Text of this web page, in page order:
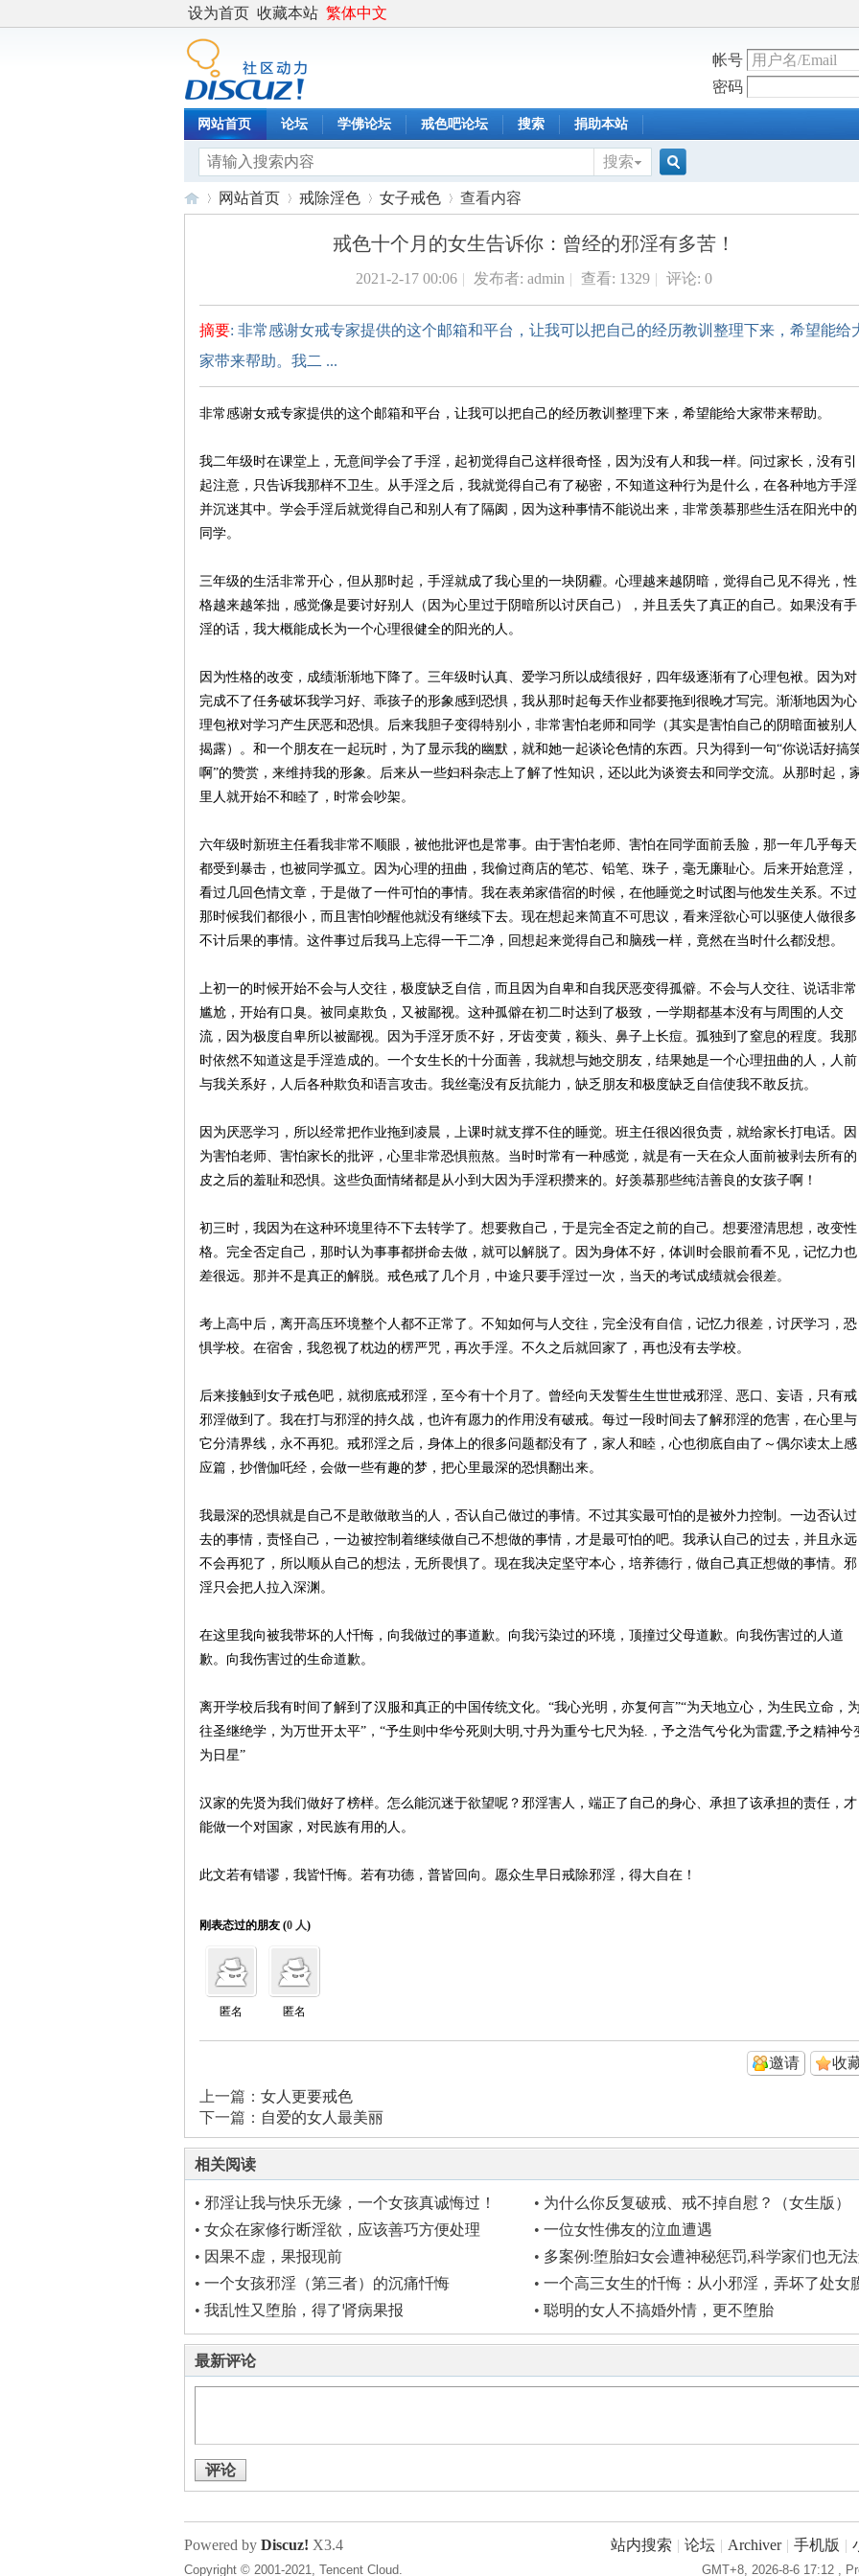
设为首页 收藏本站 繁体中文
帐号
密码
网站首页 论坛 学佛论坛 戒色吧论坛 搜索 捐助本站
搜索
索
网站首页 戒除淫色
›
女子戒色
›
查看内容
戒色十个月的女生告诉你：曾经的邪淫有多苦！
2021-2-17 00:06 | 发布者: admin | 查看: 1329 | 评论: 0
摘要: 非常感谢女戒专家提供的这个邮箱和平台，让我可以把自己的经历教训整理下来，希望能给
家带来帮助。我二 ...
非常感谢女戒专家提供的这个邮箱和平台，让我可以把自己的经历教训整理下来，希望能给大家带来帮助。
我二年级时在课堂上，无意间学会了手淫，起初觉得自己这样很奇怪，因为没有人和我一样。问过家长，没有引
起注意，只告诉我那样不卫生。从手淫之后，我就觉得自己有了秘密，不知道这种行为是什么，在各种地方手淫
并沉迷其中。学会手淫后就觉得自己和别人有了隔阂，因为这种事情不能说出来，非常羡慕那些生活在阳光中的
同学。
三年级的生活非常开心，但从那时起，手淫就成了我心里的一块阴霾。心理越来越阴暗，觉得自己见不得光，性
格越来越笨拙，感觉像是要讨好别人（因为心里过于阴暗所以讨厌自己），并且丢失了真正的自己。如果没有手
淫的话，我大概能成长为一个心理很健全的阳光的人。
因为性格的改变，成绩渐渐地下降了。三年级时认真、爱学习所以成绩很好，四年级逐渐有了心理包袱。因为对
完成不了任务破坏我学习好、乖孩子的形象感到恐惧，我从那时起每天作业都要拖到很晚才写完。渐渐地因为心
理包袱对学习产生厌恶和恐惧。后来我胆子变得特别小，非常害怕老师和同学（其实是害怕自己的阴暗面被别人
揭露）。和一个朋友在一起玩时，为了显示我的幽默，就和她一起谈论色情的东西。只为得到一句“你说话好搞
啊”的赞赏，来维持我的形象。后来从一些妇科杂志上了解了性知识，还以此为谈资去和同学交流。从那时起，
里人就开始不和睦了，时常会吵架。
六年级时新班主任看我非常不顺眼，被他批评也是常事。由于害怕老师、害怕在同学面前丢脸，那一年几乎每天
都受到暴击，也被同学孤立。因为心理的扭曲，我偷过商店的笔芯、铅笔、珠子，毫无廉耻心。后来开始意淫，
看过几回色情文章，于是做了一件可怕的事情。我在表弟家借宿的时候，在他睡觉之时试图与他发生关系。不过
那时候我们都很小，而且害怕吵醒他就没有继续下去。现在想起来简直不可思议，看来淫欲心可以驱使人做很多
不计后果的事情。这件事过后我马上忘得一干二净，回想起来觉得自己和脑残一样，竟然在当时什么都没想。
上初一的时候开始不会与人交往，极度缺乏自信，而且因为自卑和自我厌恶变得孤僻。不会与人交往、说话非常
尴尬，开始有口臭。被同桌欺负，又被鄙视。这种孤僻在初二时达到了极致，一学期都基本没有与周围的人交
流，因为极度自卑所以被鄙视。因为手淫牙质不好，牙齿变黄，额头、鼻子上长痘。孤独到了窒息的程度。我那
时依然不知道这是手淫造成的。一个女生长的十分面善，我就想与她交朋友，结果她是一个心理扭曲的人，人前
与我关系好，人后各种欺负和语言攻击。我丝毫没有反抗能力，缺乏朋友和极度缺乏自信使我不敢反抗。
因为厌恶学习，所以经常把作业拖到凌晨，上课时就支撑不住的睡觉。班主任很凶很负责，就给家长打电话。因
为害怕老师、害怕家长的批评，心里非常恐惧煎熬。当时时常有一种感觉，就是有一天在众人面前被剥去所有的
皮之后的羞耻和恐惧。这些负面情绪都是从小到大因为手淫积攒来的。好羡慕那些纯洁善良的女孩子啊！
初三时，我因为在这种环境里待不下去转学了。想要救自己，于是完全否定之前的自己。想要澄清思想，改变性
格。完全否定自己，那时认为事事都拼命去做，就可以解脱了。因为身体不好，体训时会眼前看不见，记忆力也
差很远。那并不是真正的解脱。戒色戒了几个月，中途只要手淫过一次，当天的考试成绩就会很差。
考上高中后，离开高压环境整个人都不正常了。不知如何与人交往，完全没有自信，记忆力很差，讨厌学习，恐
惧学校。在宿舍，我忽视了枕边的楞严咒，再次手淫。不久之后就回家了，再也没有去学校。
后来接触到女子戒色吧，就彻底戒邪淫，至今有十个月了。曾经向天发誓生生世世戒邪淫、恶口、妄语，只有戒
邪淫做到了。我在打与邪淫的持久战，也许有愿力的作用没有破戒。每过一段时间去了解邪淫的危害，在心里与
它分清界线，永不再犯。戒邪淫之后，身体上的很多问题都没有了，家人和睦，心也彻底自由了～偶尔读太上感
应篇，抄僧伽吒经，会做一些有趣的梦，把心里最深的恐惧翻出来。
我最深的恐惧就是自己不是敢做敢当的人，否认自己做过的事情。不过其实最可怕的是被外力控制。一边否认过
去的事情，责怪自己，一边被控制着继续做自己不想做的事情，才是最可怕的吧。我承认自己的过去，并且永远
不会再犯了，所以顺从自己的想法，无所畏惧了。现在我决定坚守本心，培养德行，做自己真正想做的事情。邪
淫只会把人拉入深渊。
在这里我向被我带坏的人忏悔，向我做过的事道歉。向我污染过的环境，顶撞过父母道歉。向我伤害过的人道
歉。向我伤害过的生命道歉。
离开学校后我有时间了解到了汉服和真正的中国传统文化。“我心光明，亦复何言”“为天地立心，为生民立命，
往圣继绝学，为万世开太平”，“予生则中华兮死则大明,寸丹为重兮七尺为轻.，予之浩气兮化为雷霆,予之精神兮
为日星”
汉家的先贤为我们做好了榜样。怎么能沉迷于欲望呢？邪淫害人，端正了自己的身心、承担了该承担的责任，才
能做一个对国家，对民族有用的人。
此文若有错谬，我皆忏悔。若有功德，普皆回向。愿众生早日戒除邪淫，得大自在！
刚表态过的朋友 (0 人)
匿名 匿名
收
邀请
上一篇： 女人更要戒色
下一篇： 自爱的女人最美丽
相关阅读
• 邪淫让我与快乐无缘，一个女孩真诚悔过！ • 为什么你反复破戒、戒不掉自慰？（女生版）
• 女众在家修行断淫欲，应该善巧方便处理 • 一位女性佛友的泣血遭遇
• 因果不虚，果报现前 • 多案例:堕胎妇女会遭神秘惩罚,科学家们也无
释
• 一个女孩邪淫（第三者）的沉痛忏悔 • 一个高三女生的忏悔：从小邪淫，弄坏了处女
• 我乱性又堕胎，得了肾病果报 • 聪明的女人不搞婚外情，更不堕胎
最新评论
评论
站内搜索 | 论坛 | Archiver | 手机版 |
GMT+8, 2026-8-6 17:12 ,
Powered by Discuz! X3.4
Copyright © 2001-2021, Tencent Cloud.